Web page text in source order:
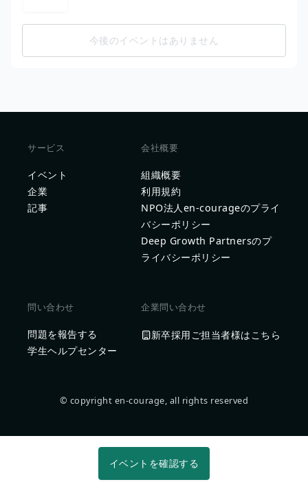
今後のイベントはありません
サービス
イベント
企業
記事
会社概要
組織概要
利用規約
NPO法人en-courageのプライ
バシーポリシー
Deep Growth Partnersのプ
ライバシーポリシー
問い合わせ
問題を報告する
学生ヘルプセンター
企業問い合わせ
新卒採用ご担当者様はこちら
© copyright en-courage, all rights reserved
イベントを確認する